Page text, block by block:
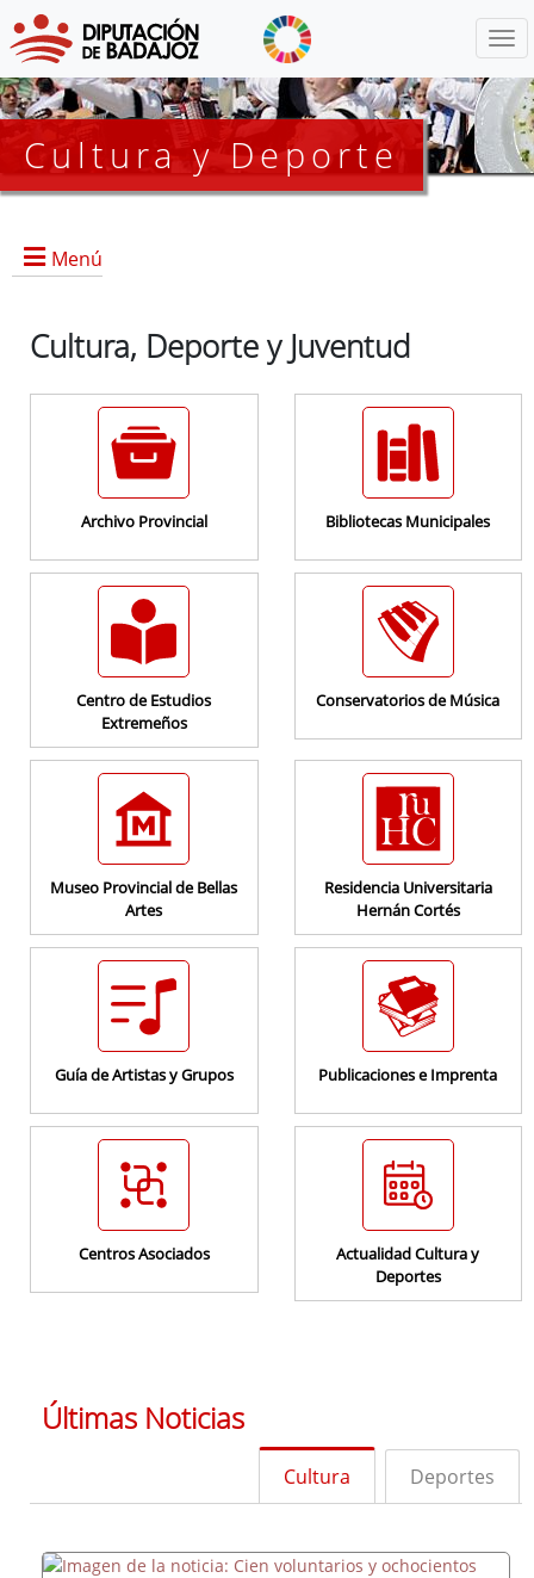
Cultura y Deporte
Menú
Noticias y Eventos
Consulta de Subvenciones
Programas Culturales
Programas Deportivos
Cultura, Deporte y Juventud
Archivo Provincial Bibliotecas Municipales
Centro de Estudios
Extremeños
Conservatorios de Música
Museo Provincial de Bellas
Artes
Residencia Universitaria
Hernán Cortés
Guía de Artistas y Grupos Publicaciones e Imprenta
Centros Asociados
Actualidad Cultura y
Deportes
Últimas Noticias
Cultura Deportes